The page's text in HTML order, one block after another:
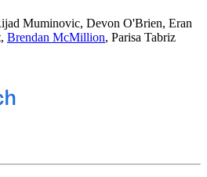
Muminovic, Devon O'Brien, Eran
, Brendan McMillion, Parisa Tabriz